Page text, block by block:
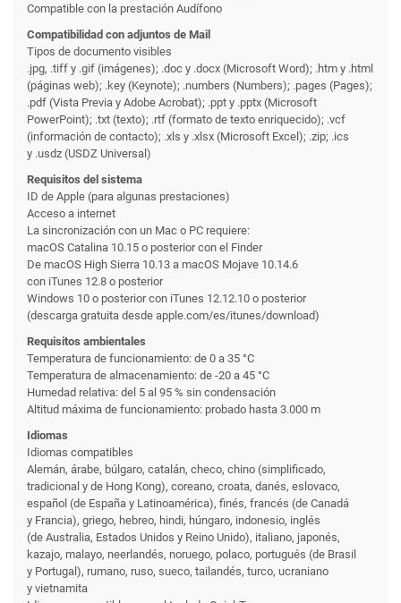
Compatible con la prestación Audífono
Compati­bilidad con adjuntos de Mail
Tipos de documento visibles
.jpg, .tiff y .gif (imágenes); .doc y .docx (Microsoft Word); .htm y .html
(páginas web); .key (Keynote); .numbers (Numbers); .pages (Pages);
.pdf (Vista Previa y Adobe Acrobat); .ppt y .pptx (Microsoft
PowerPoint); .txt (texto); .rtf (formato de texto enriquecido); .vcf
(información de contacto); .xls y .xlsx (Microsoft Excel); .zip; .ics
y .usdz (USDZ Universal)
Requisitos del sistema
ID de Apple (para algunas prestaciones)
Acceso a internet
La sincronización con un Mac o PC requiere:
macOS Catalina 10.15 o posterior con el Finder
De macOS High Sierra 10.13 a macOS Mojave 10.14.6
con iTunes 12.8 o posterior
Windows 10 o posterior con iTunes 12.12.10 o posterior
(descarga gratuita desde apple.com/es/itunes/download)
Requisitos ambientales
Temperatura de funciona­miento: de 0 a 35 °C
Temperatura de almacena­miento: de -20 a 45 °C
Humedad relativa: del 5 al 95 % sin condensación
Altitud máxima de funciona­miento: probado hasta 3.000 m
Idiomas
Idiomas compatibles
Alemán, árabe, búlgaro, catalán, checo, chino (simplificado,
tradicional y de Hong Kong), coreano, croata, danés, eslovaco,
español (de España y Latinoamérica), finés, francés (de Canadá
y Francia), griego, hebreo, hindi, húngaro, indonesio, inglés
(de Australia, Estados Unidos y Reino Unido), italiano, japonés,
kazajo, malayo, neerlandés, noruego, polaco, portugués (de Brasil
y Portugal), rumano, ruso, sueco, tailandés, turco, ucraniano
y vietnamita